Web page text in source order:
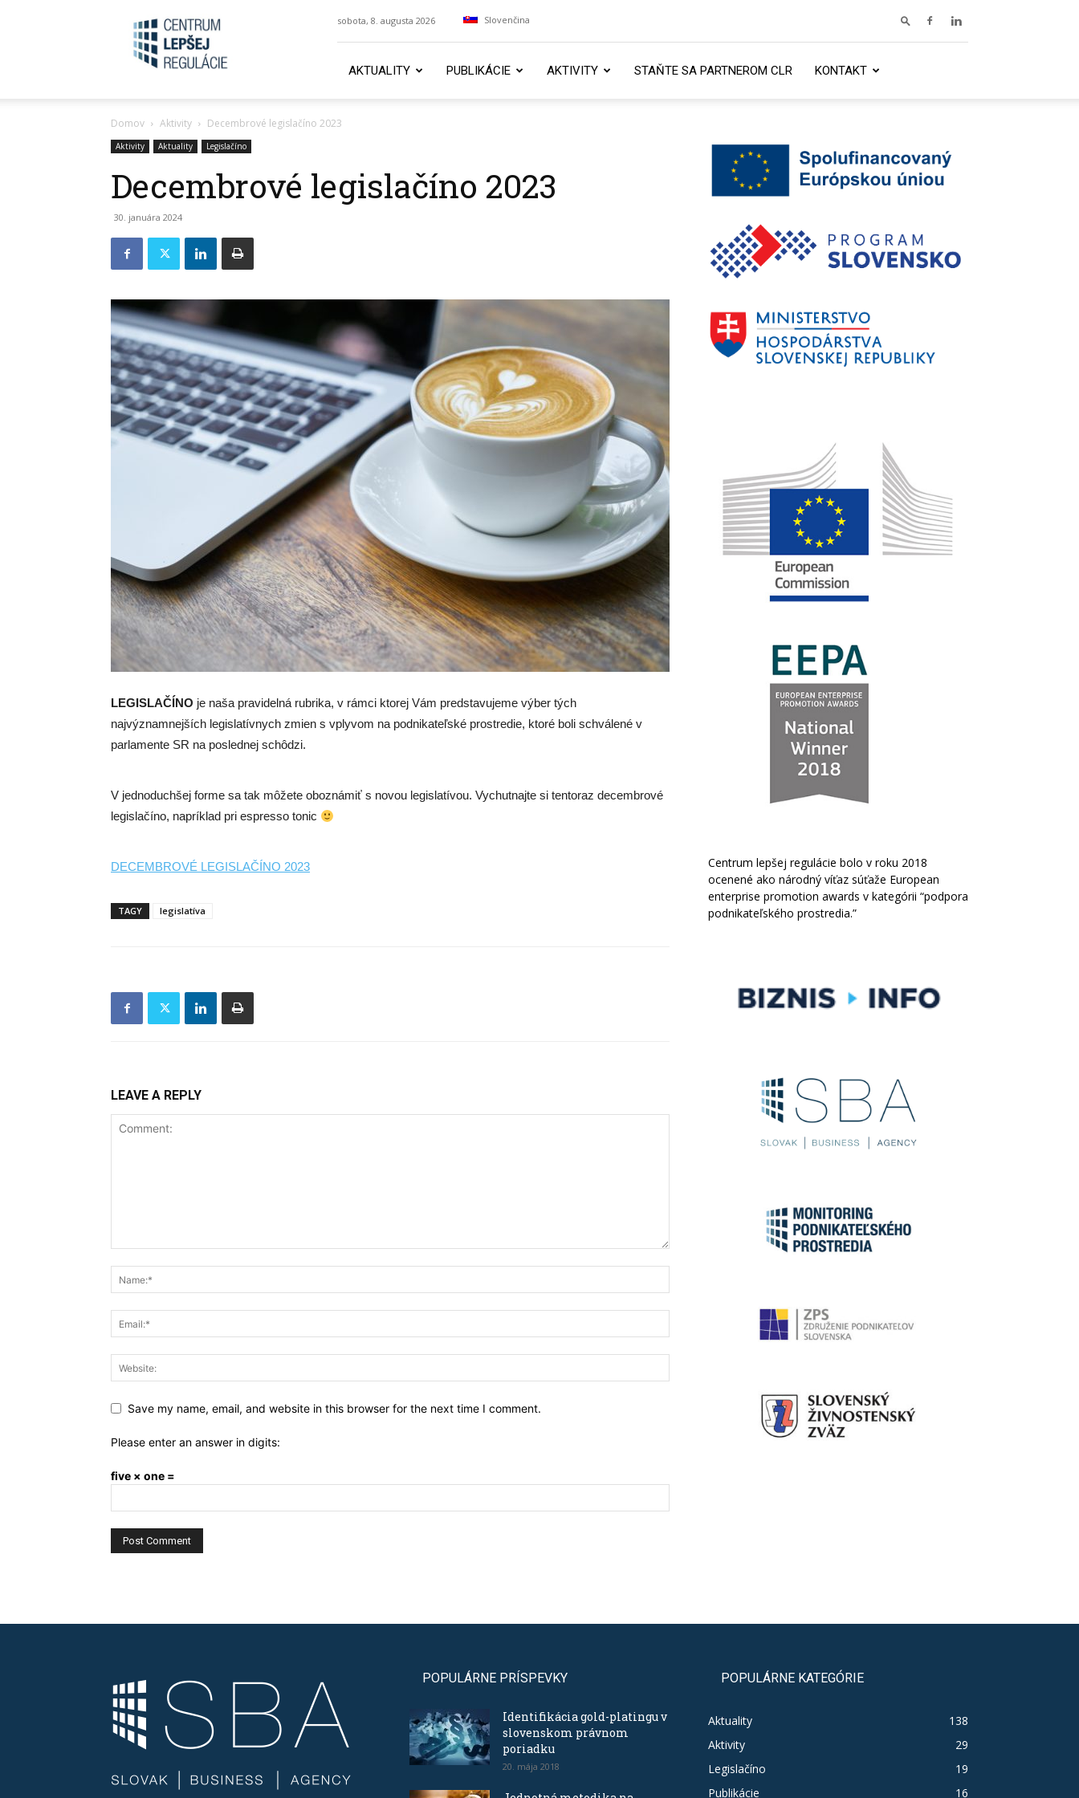
sobota, 8. augusta 2026 Slovenčina
AKTUALITY PUBLIKÁCIE AKTIVITY STAŇTE SA PARTNEROM CLR KONTAKT
Domov Aktivity Decembrové legislačíno 2023
Aktivity Aktuality Legislačíno
Decembrové legislačíno 2023
30. januára 2024
LEGISLAČÍNO je naša pravidelná rubrika, v rámci ktorej Vám predstavujeme výber tých
najvýznamnejších legislatívnych zmien s vplyvom na podnikateľské prostredie, ktoré boli schválené v
parlamente SR na poslednej schôdzi.
V jednoduchšej forme sa tak môžete oboznámiť s novou legislatívou. Vychutnajte si tentoraz decembrové
legislačíno, napríklad pri espresso tonic
DECEMBROVÉ LEGISLAČÍNO 2023
TAGY legislatíva
LEAVE A REPLY
Save my name, email, and website in this browser for the next time I comment.
Please enter an answer in digits:
five × one =
Centrum lepšej regulácie bolo v roku 2018
ocenené ako národný víťaz súťaže European
enterprise promotion awards v kategórii “podpora
podnikateľského prostredia.”
POPULÁRNE PRÍSPEVKY
Identifikácia gold-platingu v
slovenskom právnom
poriadku
20. mája 2018
POPULÁRNE KATEGÓRIE
Aktuality
138
Aktivity
29
Legislačíno
19
Publikácie
16